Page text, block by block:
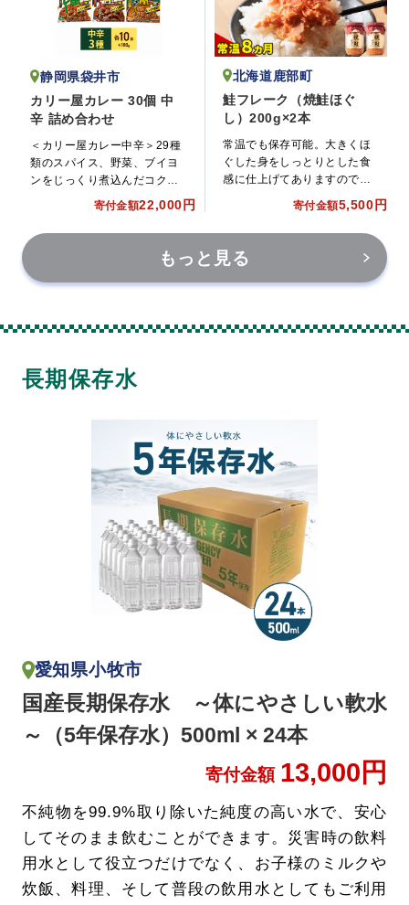
静岡県袋井市
カリー屋カレー 30個 中
辛 詰め合わせ
＜カリー屋カレー中辛＞29種
類のスパイス、野菜、ブイヨ
ンをじっくり煮込んだコクの
あるカレー専門店の味わいの
ビーフカレー。
寄付金額22,000円
北海道鹿部町
鮭フレーク（焼鮭ほぐ
し）200g×2本
常温でも保存可能。大きくほ
ぐした身をしっとりとした食
感に仕上げてありますので、
お子様から年配の方までお召
し上がりいただけます。
寄付金額5,500円
もっと見る
長期保存水
愛知県小牧市
国産長期保存水 ～体にやさしい軟水
～（5年保存水）500ml × 24本
寄付金額 13,000円
不純物を99.9%取り除いた純度の高い水で、安心
してそのまま飲むことができます。災害時の飲料
用水として役立つだけでなく、お子様のミルクや
炊飯、料理、そして普段の飲用水としてもご利用